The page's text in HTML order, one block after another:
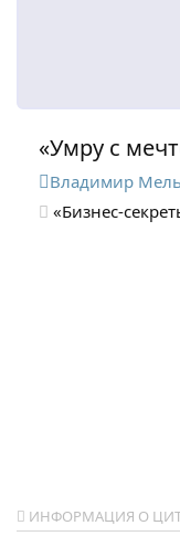
«Умру с
Владимир
«Бизнес-
ИНФОРМАЦИЯ О